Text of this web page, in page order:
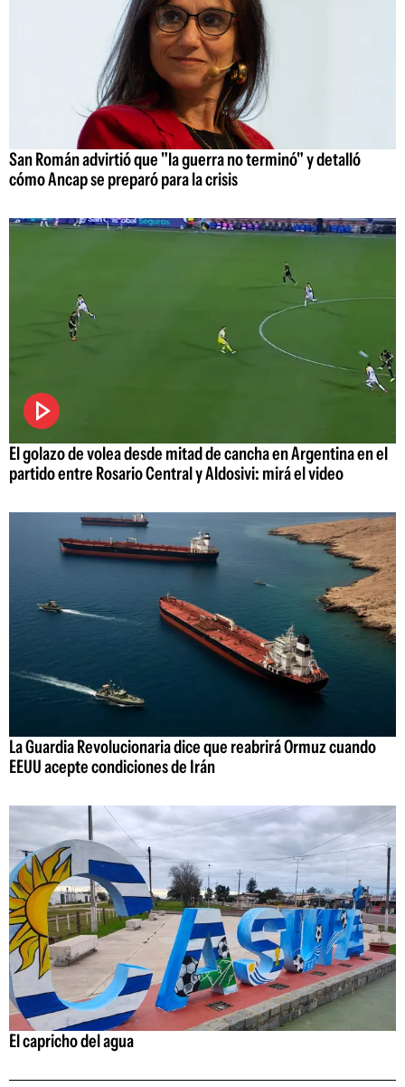
San Román advirtió que "la guerra no terminó" y detalló
cómo Ancap se preparó para la crisis
El golazo de volea desde mitad de cancha en Argentina en el
partido entre Rosario Central y Aldosivi: mirá el video
La Guardia Revolucionaria dice que reabrirá Ormuz cuando
EEUU acepte condiciones de Irán
El capricho del agua